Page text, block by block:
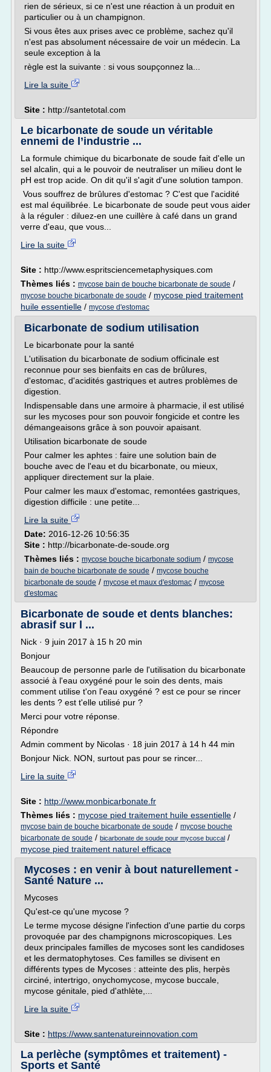
rien de sérieux, si ce n'est une réaction à un produit en
particulier ou à un champignon.
Si vous êtes aux prises avec ce problème, sachez qu'il
n'est pas absolument nécessaire de voir un médecin. La
seule exception à la
règle est la suivante : si vous soupçonnez la...
Lire la suite
Site : http://santetotal.com
Le bicarbonate de soude un véritable
ennemi de l’industrie ...
La formule chimique du bicarbonate de soude fait d'elle un
sel alcalin, qui a le pouvoir de neutraliser un milieu dont le
pH est trop acide. On dit qu'il s'agit d'une solution tampon.
Vous souffrez de brûlures d'estomac ? C'est que l'acidité
est mal équilibrée. Le bicarbonate de soude peut vous aider
à la réguler : diluez-en une cuillère à café dans un grand
verre d'eau, que vous...
Lire la suite
Site : http://www.espritsciencemetaphysiques.com
Thèmes liés : mycose bain de bouche bicarbonate de soude /
mycose bouche bicarbonate de soude / mycose pied traitement
huile essentielle / mycose d'estomac
Bicarbonate de sodium utilisation
Le bicarbonate pour la santé
L'utilisation du bicarbonate de sodium officinale est
reconnue pour ses bienfaits en cas de brûlures,
d'estomac, d'acidités gastriques et autres problèmes de
digestion.
Indispensable dans une armoire à pharmacie, il est utilisé
sur les mycoses pour son pouvoir fongicide et contre les
démangeaisons grâce à son pouvoir apaisant.
Utilisation bicarbonate de soude
Pour calmer les aphtes : faire une solution bain de
bouche avec de l'eau et du bicarbonate, ou mieux,
appliquer directement sur la plaie.
Pour calmer les maux d'estomac, remontées gastriques,
digestion difficile : une petite...
Lire la suite
Date: 2016-12-26 10:56:35
Site : http://bicarbonate-de-soude.org
Thèmes liés : mycose bouche bicarbonate sodium / mycose
bain de bouche bicarbonate de soude / mycose bouche
bicarbonate de soude / mycose et maux d'estomac / mycose
d'estomac
Bicarbonate de soude et dents blanches:
abrasif sur l ...
Nick · 9 juin 2017 à 15 h 20 min
Bonjour
Beaucoup de personne parle de l'utilisation du bicarbonate
associé à l'eau oxygéné pour le soin des dents, mais
comment utilise t'on l'eau oxygéné ? est ce pour se rincer
les dents ? est t'elle utilisé pur ?
Merci pour votre réponse.
Répondre
Admin comment by Nicolas · 18 juin 2017 à 14 h 44 min
Bonjour Nick. NON, surtout pas pour se rincer...
Lire la suite
Site : http://www.monbicarbonate.fr
Thèmes liés : mycose pied traitement huile essentielle /
mycose bain de bouche bicarbonate de soude / mycose bouche
bicarbonate de soude / bicarbonate de soude pour mycose buccal /
mycose pied traitement naturel efficace
Mycoses : en venir à bout naturellement -
Santé Nature ...
Mycoses
Qu'est-ce qu'une mycose ?
Le terme mycose désigne l'infection d'une partie du corps
provoquée par des champignons microscopiques. Les
deux principales familles de mycoses sont les candidoses
et les dermatophytoses. Ces familles se divisent en
différents types de Mycoses : atteinte des plis, herpès
circiné, intertrigo, onychomycose, mycose buccale,
mycose génitale, pied d'athlète,...
Lire la suite
Site : https://www.santenatureinnovation.com
La perlèche (symptômes et traitement) -
Sports et Santé